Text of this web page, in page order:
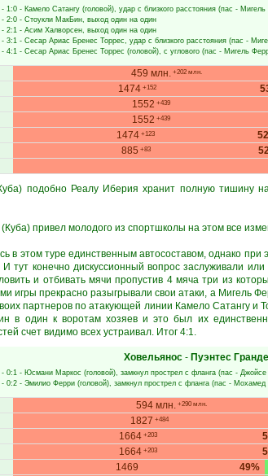
- 1:0 - Камело Сатангу (головой), удар с близкого расстояния (пас - Мигель
- 2:0 - Стоукли МакБин, выход один на один
- 2:1 - Асим Халворсен, выход один на один
- 3:1 - Сесар Ариас Бренес Торрес, удар с близкого расстояния (пас -
- 4:1 - Сесар Ариас Бренес Торрес (головой), с углового (пас - Мигель
459 млн. +202 млн.
1474 +152
1552 +439
1552 +439
1474 +123
885 +83
подобно Реалу Иберия хранит полную тишину
привел молодого из спортшколы на этом все
в этом туре единственным автосоставом, однако
тут конечно дискуссионный вопрос заслуживали
и отбивать мячи пропустив 4 мяча три из
игры прекрасно разыгрывали свои атаки, а Мигель
партнеров по атакующей линии Камело Сатангу и
в один к воротам хозяев и это был их
счет видимо всех устраивал. Итог 4:1.
Ховельянос - Пуэнтес
- 0:1 - Юсмани Маркос (головой), замкнул прострел с фланга (пас - Джойсе
- 0:2 - Эмилио Ферри (головой), замкнул прострел с фланга (пас - Мохамед
594 млн. +290 млн.
1827 +484
1664 +203
1664 +203
49%
1469